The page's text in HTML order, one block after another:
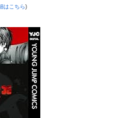
然みたいな流れあるよね
三井寺眞、衝撃ゴール！
絡む活躍で海外絶賛！【海
ぎる
被告に「無期懲役」の判決
手術室の様子が(((ﾟДﾟ)))
と赤ちゃんを交換した」全
するほど〇〇な展開を迎え
羅場にならんかった
はこちら)